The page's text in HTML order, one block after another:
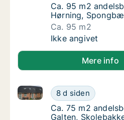
Ca. 95 m2
Ca. 95 m2
Hørning,
Ca. 95 m2
Ca. 95 m2
Ikke angivet
Mere info
Ca. 75 m2
8 d siden
Ca. 75 m2 andelsbolig til
Ca. 75 m2
Ca. 75 m2
Galten,